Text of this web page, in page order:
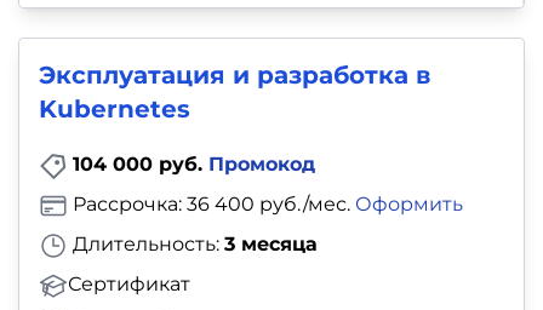
Эксплуатация и разработка в
Kubernetes
104 000 руб. Промокод
Длительность: 3 месяца
Сертификат
Рассрочка: 36 400 руб./мес. Оформить